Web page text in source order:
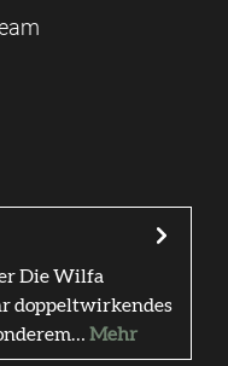
Die Wilfa
doppeltwirkendes
Mehr